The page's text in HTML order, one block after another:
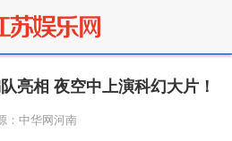
亮相 夜空中上演科幻大片！
：中华网河南